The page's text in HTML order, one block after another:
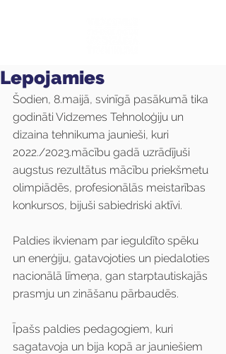
Lepojamies
Šodien, 8.maijā, svinīgā pasākumā tika
godināti Vidzemes Tehnoloģiju un
dizaina tehnikuma jaunieši, kuri
2022./2023.mācību gadā uzrādījuši
augstus rezultātus mācību priekšmetu
olimpiādēs, profesionālās meistarības
konkursos, bijuši sabiedriski aktīvi.
Paldies ikvienam par ieguldīto spēku
un enerģiju, gatavojoties un piedaloties
nacionālā līmeņa, gan starptautiskajās
prasmju un zināšanu pārbaudēs.
Īpašs paldies pedagogiem, kuri
sagatavoja un bija kopā ar jauniešiem